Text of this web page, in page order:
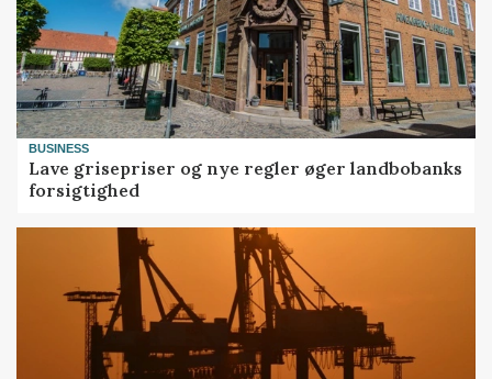
BUSINESS
Lave grisepriser og nye regler øger landbobanks
forsigtighed